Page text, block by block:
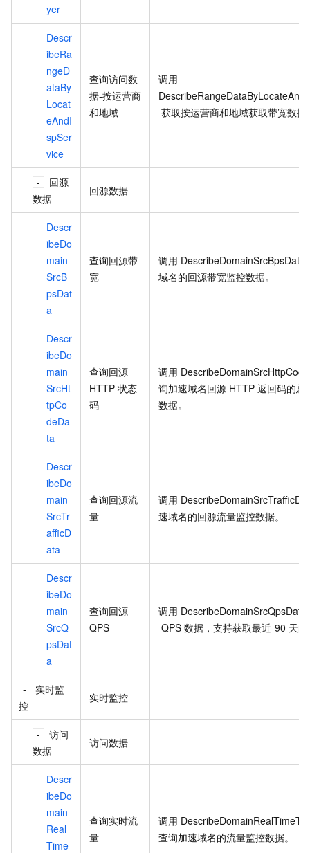
yer
Descr
ibeRa
ngeD
ataBy
Locat
eAndI
spSer
vice
查询访问数
据-按运营商
和地域
调用
获取按运营商和地域获取带宽数据
回源
数据
回源数据
Descr
ibeDo
main
SrcB
psDat
a
查询回源带
宽
调用 DescribeDomainSrcBpsData
域名的回源带宽监控数据。
Descr
ibeDo
main
SrcHt
tpCo
deDa
ta
查询回源
HTTP 状态
码
调用
询加速域名回源 HTTP 返回码的总
数据。
Descr
ibeDo
main
SrcTr
afficD
ata
查询回源流
量
调用
速域名的回源流量监控数据。
Descr
ibeDo
main
SrcQ
psDat
a
查询回源
QPS
调用 DescribeDomainSrcQpsData
QPS 数据，支持获取最近 90 天
实时监
控
实时监控
访问
数据
访问数据
Descr
ibeDo
main
Real
Time
查询实时流
量
调用
查询加速域名的流量监控数据。